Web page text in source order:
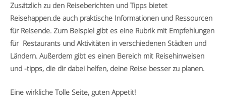
Zusätzlich zu den Reiseberichten und Tipps bietet
Reisehappen.de auch praktische Informationen und Ressourcen
für Reisende. Zum Beispiel gibt es eine Rubrik mit Empfehlungen
für Restaurants und Aktivitäten in verschiedenen Städten und
Ländern. Außerdem gibt es einen Bereich mit Reisehinweisen
und -tipps, die dir dabei helfen, deine Reise besser zu planen.
Eine wirkliche Tolle Seite, guten Appetit!